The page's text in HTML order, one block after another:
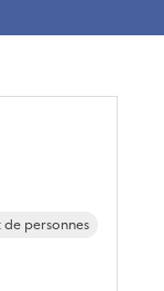
personnes